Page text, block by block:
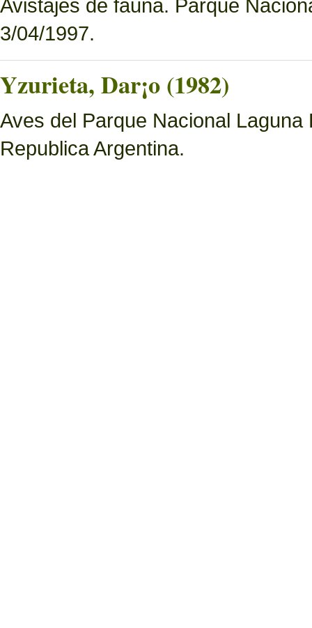
Avistajes de fauna. Parque
3/04/1997.
Yzurieta, Dar¡o (1982)
Aves del Parque Nacional
Republica Argentina.